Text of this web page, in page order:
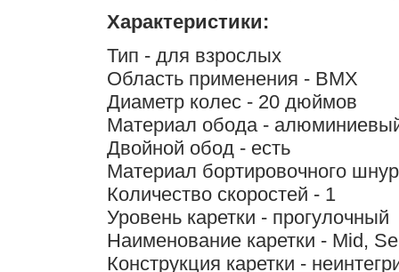
Характеристики:
Тип - для взрослых
Область применения - BMX
Диаметр колес - 20 дюймов
Материал обода -
Двойной обод - есть
Материал бортировочного
Количество скоростей - 1
Уровень каретки - прогулочный
Наименование каретки - Mid,
Конструкция каретки -